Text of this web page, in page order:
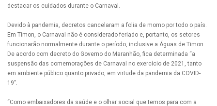
destacar os cuidados durante o Carnaval.
Devido à pandemia, decretos cancelaram a folia de momo por todo o país.
Em Timon, o Carnaval não é considerado feriado e, portanto, os setores
funcionarão normalmente durante o período, inclusive a Águas de Timon.
De acordo com decreto do Governo do Maranhão, fica determinada “a
suspensão das comemorações de Carnaval no exercício de 2021, tanto
em ambiente público quanto privado, em virtude da pandemia da COVID-
19”.
“Como embaixadores da saúde e o olhar social que temos para com a